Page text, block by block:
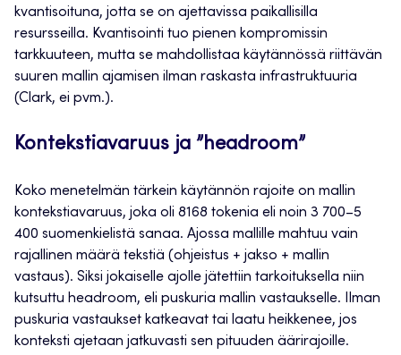
kvantisoituna, jotta se on ajettavissa paikallisilla
resursseilla. Kvantisointi tuo pienen kompromissin
tarkkuuteen, mutta se mahdollistaa käytännössä riittävän
suuren mallin ajamisen ilman raskasta infrastruktuuria
(Clark, ei pvm.).
Kontekstiavaruus ja ”headroom”
Koko menetelmän tärkein käytännön rajoite on mallin
kontekstiavaruus, joka oli 8168 tokenia eli noin 3 700–5
400 suomenkielistä sanaa. Ajossa mallille mahtuu vain
rajallinen määrä tekstiä (ohjeistus + jakso + mallin
vastaus). Siksi jokaiselle ajolle jätettiin tarkoituksella niin
kutsuttu headroom, eli puskuria mallin vastaukselle. Ilman
puskuria vastaukset katkeavat tai laatu heikkenee, jos
konteksti ajetaan jatkuvasti sen pituuden äärirajoille.